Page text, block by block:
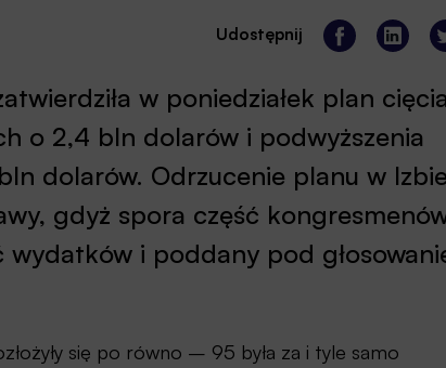
Udostępnij
w poniedziałek plan cięcia
o 2,4 bln dolarów i podwyższenia
dolarów. Odrzucenie planu w Izbie
gdyż spora część
wydatków i poddany pod
się po równo – 95 była za i tyle samo